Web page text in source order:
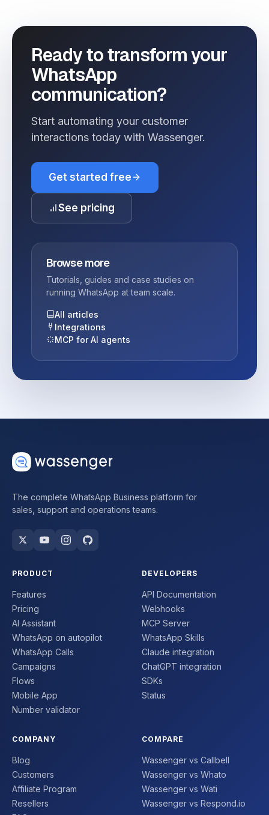
Ready to transform your
WhatsApp
communication?
Start automating your customer
interactions today with Wassenger.
Get started free
See pricing
Browse more
Tutorials, guides and case studies on
running WhatsApp at team scale.
All articles
Integrations
MCP for AI agents
The complete WhatsApp Business platform for
sales, support and operations teams.
PRODUCT
Features
Pricing
AI Assistant
WhatsApp on autopilot
WhatsApp Calls
Campaigns
Flows
Mobile App
Number validator
DEVELOPERS
API Documentation
Webhooks
MCP Server
WhatsApp Skills
Claude integration
ChatGPT integration
SDKs
Status
COMPANY
Blog
Customers
Affiliate Program
Resellers
COMPARE
Wassenger vs Callbell
Wassenger vs Whato
Wassenger vs Wati
Wassenger vs Respond.io